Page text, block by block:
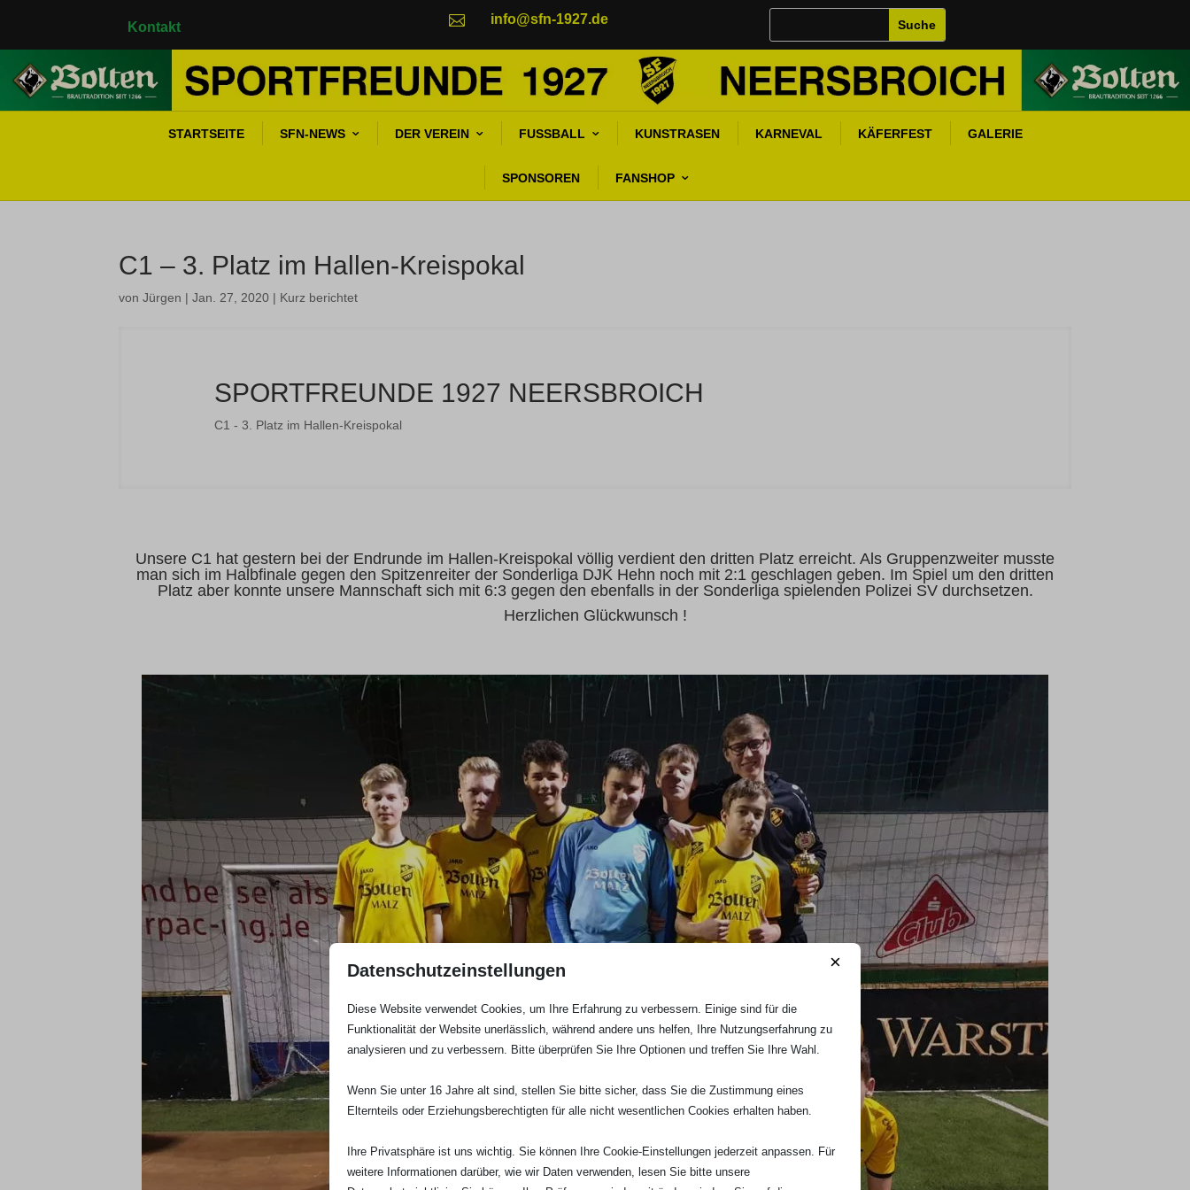
Kontakt  info@sfn-1927.de
STARTSEITE SFN-NEWS DER VEREIN FUSSBALL KUNSTRASEN KARNEVAL KÄFERFEST GALERIE
SPONSOREN FANSHOP
C1 – 3. Platz im Hallen-Kreispokal
vonJürgen |Jan. 27, 2020 | Kurz berichtet
SPORTFREUNDE 1927 NEERSBROICH
C1 - 3. Platz im Hallen-Kreispokal
Unsere C1 hat gestern bei der Endrunde im Hallen-Kreispokal völlig verdient den dritten Platz erreicht. Als Gruppenzweiter musste
man sich im Halbfinale gegen den Spitzenreiter der Sonderliga DJK Hehn noch mit 2:1 geschlagen geben. Im Spiel um den dritten
Platz aber konnte unsere Mannschaft sich mit 6:3 gegen den ebenfalls in der Sonderliga spielenden Polizei SV durchsetzen.
Herzlichen Glückwunsch !
Datenschutzeinstellungen ×
Diese Website verwendet Cookies, um Ihre Erfahrung zu verbessern. Einige sind für die
Funktionalität der Website unerlässlich, während andere uns helfen, Ihre Nutzungserfahrung zu
analysieren und zu verbessern. Bitte überprüfen Sie Ihre Optionen und treffen Sie Ihre Wahl.
Wenn Sie unter 16 Jahre alt sind, stellen Sie bitte sicher, dass Sie die Zustimmung eines
Elternteils oder Erziehungsberechtigten für alle nicht wesentlichen Cookies erhalten haben.
Ihre Privatsphäre ist uns wichtig. Sie können Ihre Cookie-Einstellungen jederzeit anpassen. Für
weitere Informationen darüber, wie wir Daten verwenden, lesen Sie bitte unsere